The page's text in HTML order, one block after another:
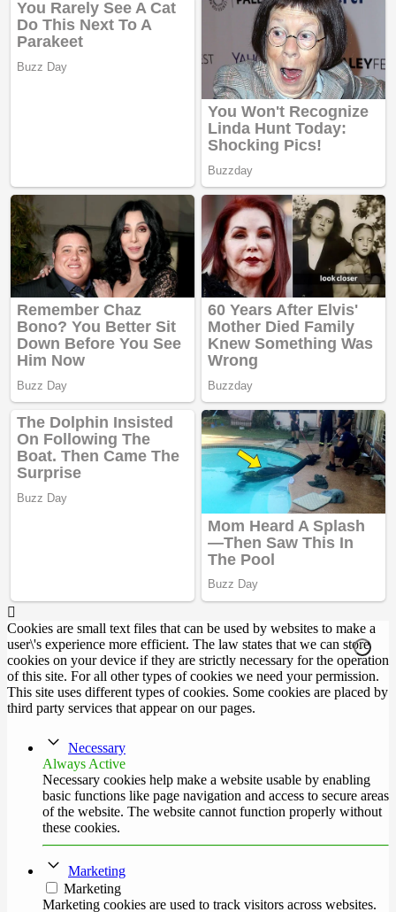
Cookies are small text files that can be used by websites to make a
user\'s experience more efficient. The law states that we can store
cookies on your device if they are strictly necessary for the operation
of this site. For all other types of cookies we need your permission.
This site uses different types of cookies. Some cookies are placed by
third party services that appear on our pages.
Necessary
Always Active
Necessary cookies help make a website usable by enabling
basic functions like page navigation and access to secure areas
of the website. The website cannot function properly without
these cookies.
Marketing
Marketing
Marketing cookies are used to track visitors across websites.